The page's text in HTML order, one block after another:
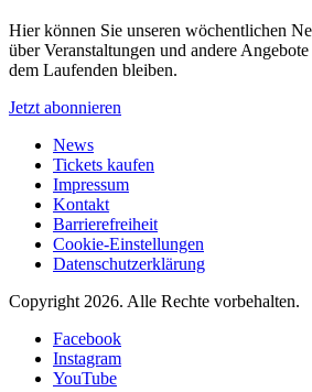
Hier können Sie unseren wöchentlichen
über Veranstaltungen und andere
dem Laufenden bleiben.
Jetzt abonnieren
News
Tickets kaufen
Impressum
Kontakt
Barrierefreiheit
Cookie-Einstellungen
Datenschutzerklärung
Copyright 2026. Alle Rechte vorbehalten.
Facebook
Instagram
YouTube